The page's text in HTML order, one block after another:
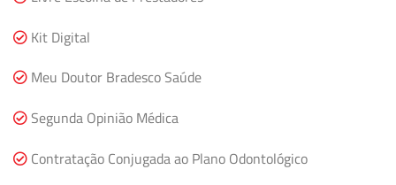
Kit Digital
Meu Doutor Bradesco Saúde
Segunda Opinião Médica
Contratação Conjugada ao Plano Odontológico